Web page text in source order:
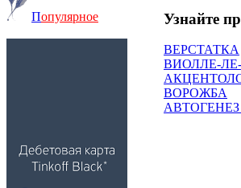
Популярное Узнайте
ВЕРСТАТКА
ВИОЛЛЕ-ЛЕ-
ВОРОЖБА
АВТОГЕНЕЗ